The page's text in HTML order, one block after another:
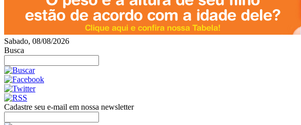
Sabado, 08/08/2026
Busca
Cadastre seu e-mail em nossa newsletter